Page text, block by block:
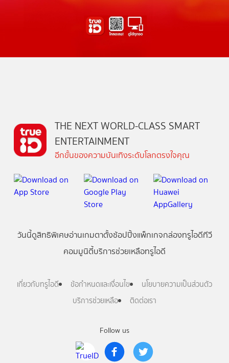
Follow us
THE NEXT WORLD-CLASS SMART
ENTERTAINMENT
อีกขั้นของความบันเทิงระดับโลกตรงใจคุณ
วันนี้ดูสิทธิพิเศษอ่านเกมตาตั้งช้อปปิ้งแพ็กเกจกล่องทรูไอดีทีวี
คอมมูนิตี้บริการช่วยเหลือทรูไอดี
เกี่ยวกับทรูไอดี ข้อกำหนดและเงื่อนไข
นโยบายความเป็นส่วนตัว
บริการช่วยเหลือ
ติดต่อเรา